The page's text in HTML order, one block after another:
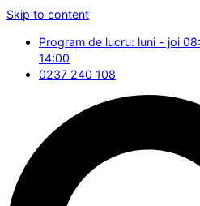
Skip to content
Program de lucru: luni - joi
14:00
0237 240 108